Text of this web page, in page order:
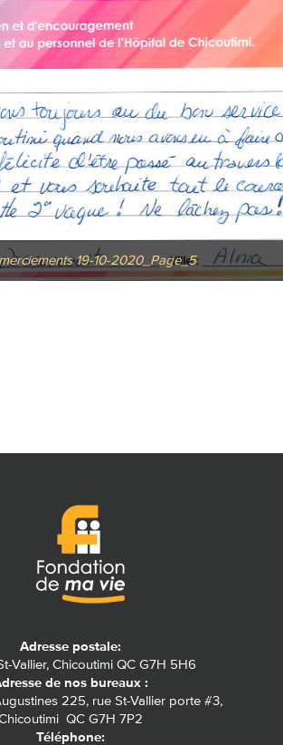
19-10-2020_Page_5
Adresse postale:
Vallier, Chicoutimi QC G7H 5H6
de nos bureaux :
225, rue St-Vallier porte #3,
QC G7H 7P2
Téléphone: